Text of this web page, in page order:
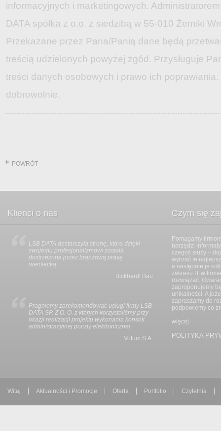
informacyjnych i marketingowych.
DATA spółka z o.o. z siedzibą w 55-010 Żerniki
Przekazane przez Pana/Panią dane będą
treścią udzielonych powyżej zgód. Przysługuje
treści danych osobowych i prawo ich poprawiania.
dobrowolnie.
POWRÓT
Klienci o nas Czym się
LSB DATA dostarczyła stronę, która dzięki
swojemu profesjonalizmowi została
dostrzeżona przez branżową prasę
niemiecką.
Bickhardt Bau
Pragniemy zarekomendować usługi firmy LSB
DATA SP. Z O. O. z których korzystaliśmy przy
okazji realizacji projektu wykonania konsoli
administracyjnej poczty elektronicznej.
Votum S.A.
Wszystkie prace
i zgodnie z
harmonijnie i bez
LSB DATA
Na projekt
graficznej
uruchomienie
wszystkie
oraz ergonomii
Pomagamy
narzędzi
czegoś służy –
wybrać te
a następnie je
zakresu IT w
rozwiązać.
zaproponujemy
unikalności. A
zapraszamy do
podpowiemy co
więcej
POLITYKA
Witaj Aktualności i Promocje Oferta Portfolio Czytelnia